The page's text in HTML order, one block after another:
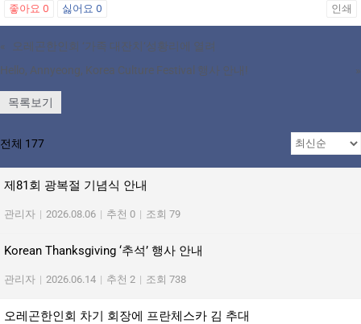
좋아요 0 싫어요 0 인쇄
«
오레곤한인회 ‘가족 대잔치‘성황리에 열려
Hello, Annyeong, Korea Culture Festival 행사 안내!
»
목록보기
전체 177
제81회 광복절 기념식 안내
관리자 | 2026.08.06 | 추천 0 | 조회 79
Korean Thanksgiving ‘추석’ 행사 안내
관리자 | 2026.06.14 | 추천 2 | 조회 738
오레곤한인회 차기 회장에 프란체스카 김 추대